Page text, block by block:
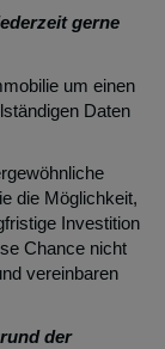
gerne
um einen
Daten
die Möglichkeit,
Investition
Chance nicht
vereinbaren
der